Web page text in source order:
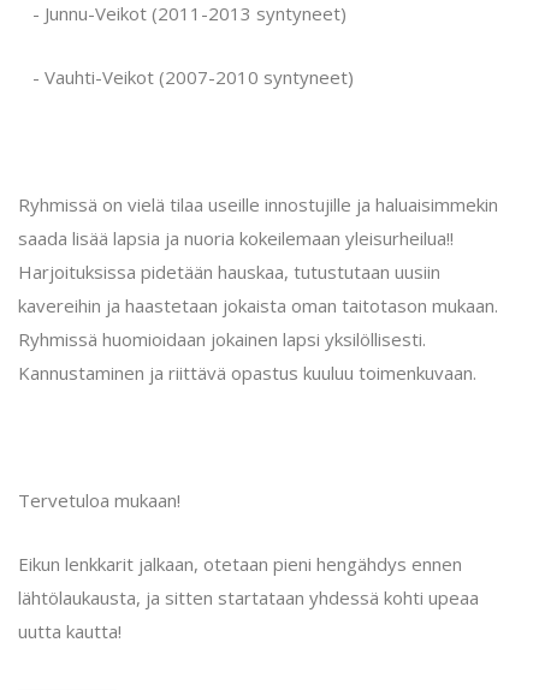
- Junnu-Veikot (2011-2013 syntyneet)
- Vauhti-Veikot (2007-2010 syntyneet)
Ryhmissä on vielä tilaa useille innostujille ja haluaisimmekin
saada lisää lapsia ja nuoria kokeilemaan yleisurheilua!!
Harjoituksissa pidetään hauskaa, tutustutaan uusiin
kavereihin ja haastetaan jokaista oman taitotason mukaan.
Ryhmissä huomioidaan jokainen lapsi yksilöllisesti.
Kannustaminen ja riittävä opastus kuuluu toimenkuvaan.
Tervetuloa mukaan!
Eikun lenkkarit jalkaan, otetaan pieni hengähdys ennen
lähtölaukausta, ja sitten startataan yhdessä kohti upeaa
uutta kautta!